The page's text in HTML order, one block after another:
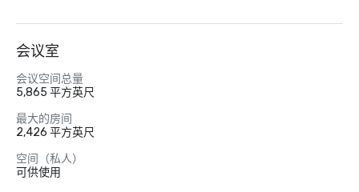
会议室
会议空间总量
5,865 平方英尺
最大的房间
2,426 平方英尺
空间（私人）
可供使用